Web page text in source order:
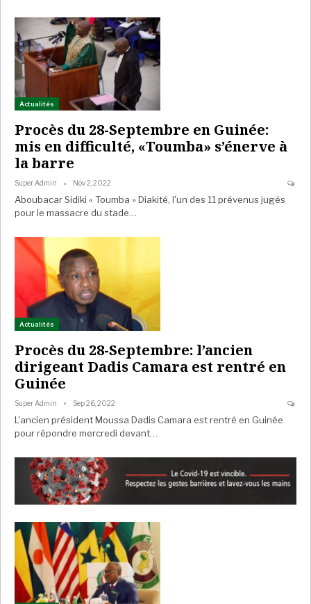
Actualités
Procès du 28-Septembre en Guinée:
mis en difficulté, «Toumba» s’énerve à
la barre
Super Admin Nov 2, 2022
Aboubacar Sidiki « Toumba » Diakité, l'un des 11 prévenus jugés
pour le massacre du stade…
Actualités
Procès du 28-Septembre: l’ancien
dirigeant Dadis Camara est rentré en
Guinée
Super Admin Sep 26, 2022
L'ancien président Moussa Dadis Camara est rentré en Guinée
pour répondre mercredi devant…